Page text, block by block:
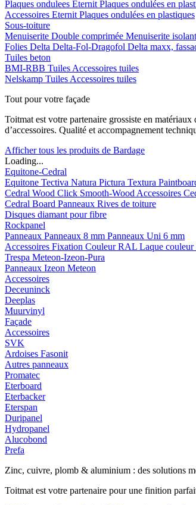
Plaques ondulees Eternit Plaques ondulées en
Accessoires Eternit Plaques ondulées en plastiques
Sous-toiture
Menuiserite Double comprimée Menuiserite isolant
Folies Delta Delta-Fol-Dragofol Delta maxx,
Tuiles beton
BMI-RBB Tuiles Accessoires tuiles
Nelskamp Tuiles Accessoires tuiles
Tout pour votre façade
Toitmat est votre partenaire grossiste en
d’accessoires. Qualité et accompagnement
Afficher tous les produits de Bardage
Loading...
Equitone-Cedral
Equitone Tectiva Natura Pictura Textura
Cedral Wood Click Smooth-Wood Accessoires
Cedral Board Panneaux Rives de toiture
Disques diamant pour fibre
Rockpanel
Panneaux Panneaux 8 mm Panneaux Uni 6 mm
Accessoires Fixation Couleur RAL Laque
Trespa Meteon-Izeon-Pura
Panneaux Izeon Meteon
Accessoires
Deceuninck
Deeplas
Muurvinyl
Façade
Accessoires
SVK
Ardoises Fasonit
Autres panneaux
Promatec
Eterboard
Eterbacker
Eterspan
Duripanel
Hydropanel
Alucobond
Prefa
Zinc, cuivre, plomb & aluminium : des solutions
Toitmat est votre partenaire pour une finition